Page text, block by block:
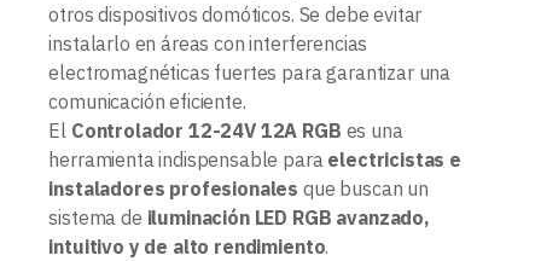
otros dispositivos domóticos. Se debe evitar
instalarlo en áreas con interferencias
electromagnéticas fuertes para garantizar una
comunicación eficiente.
El Controlador 12-24V 12A RGB es una
herramienta indispensable para electricistas e
instaladores profesionales que buscan un
sistema de iluminación LED RGB avanzado,
intuitivo y de alto rendimiento.